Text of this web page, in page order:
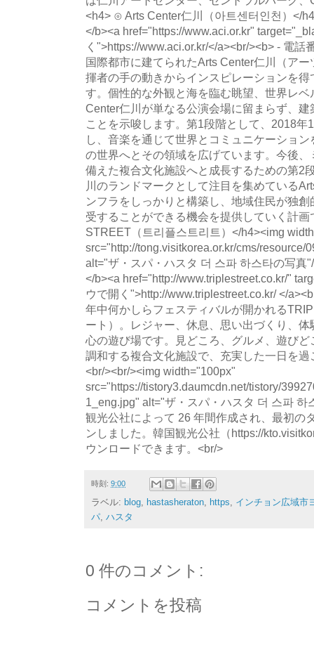
<h4> ⊙ Arts Center仁川（아트센터인천）</
</b><a href="https://www.aci.or.kr"
く">https://www.aci.or.kr/</a><br/><b> - 電話
国際都市に建てられたArts Center仁川（ア
揮者の手の動きからインスピレーションを
す。個性的な外観と海を臨む眺望、世界レ
Center仁川が単なる公演会場に留まらず、
ことを示唆します。第1段階として、2018年
し、音楽を通じて世界とコミュニケーショ
の世界へとその領域を広げています。今後
備えた複合文化施設へと成長するための第2
川のランドマークとして注目を集めている
ンフラをしっかりと構築し、地域住民が独
受することができる機会を提供していく計
STREET（트리플스트리트）</h4><img
src="http://tong.visitkorea.or.kr/cms/resource/
alt="ザ・スパ・ハスタ 더 스파 하스타の写真
</b><a href="http://www.triplestreet.co.kr/"
ウで開く">http://www.triplestreet.co.kr/ </
年中何かしらフェスティバルが開かれる
ート）。レジャー、休息、思い出づくり、
心の遊び場です。見どころ、グルメ、遊び
調和する複合文化施設で、充実した一日を
<br/><br/><img width="100px"
src="https://tistory3.daumcdn.net/tistory/
1_eng.jpg" alt="ザ・スパ・ハスタ 더 스파 하
観光公社によって 26 年間作成され、最初の
ンしました。韓国観光公社（https://
ウンロードできます。<br/>
時刻: 9:00
ラベル: blog, hastasheraton, https, インチョン広域市
パ, ハスタ
0 件のコメント:
コメントを投稿